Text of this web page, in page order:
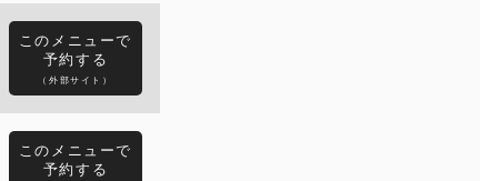
このメニューで
予約する
（外部サイト）
このメニューで
予約する